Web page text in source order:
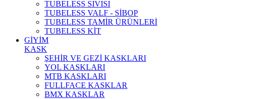
TUBELESS SIVISI
TUBELESS VALF - SİBOP
TUBELESS TAMİR ÜRÜNLERİ
TUBELESS KİT
GİYİM
KASK
ŞEHİR VE GEZİ KASKLARI
YOL KASKLARI
MTB KASKLARI
FULLFACE KASKLAR
BMX KASKLAR